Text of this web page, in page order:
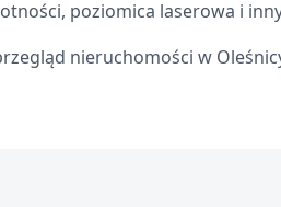
poziomica laserowa i
nieruchomości w